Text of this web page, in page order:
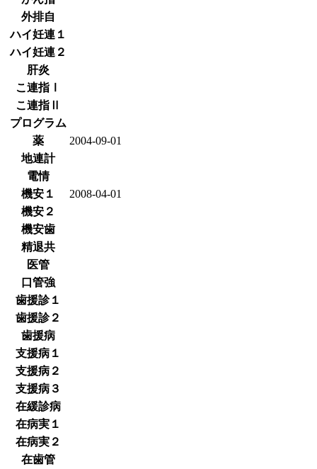
外排自
ハイ妊連１
ハイ妊連２
肝炎
こ連指Ⅰ
こ連指Ⅱ
プログラム
薬
2004-09-01
地連計
電情
機安１
2008-04-01
機安２
機安歯
精退共
医管
口管強
歯援診１
歯援診２
歯援病
支援病１
支援病２
支援病３
在緩診病
在病実１
在病実２
在歯管